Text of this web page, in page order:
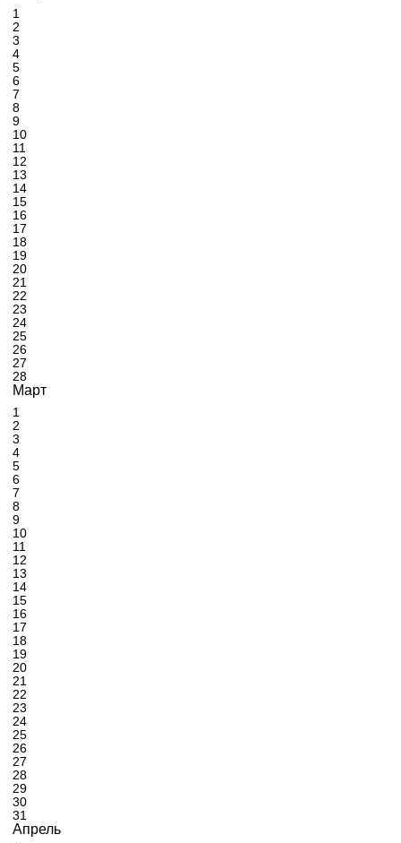
1
2
3
4
5
6
7
8
9
10
11
12
13
14
15
16
17
18
19
20
21
22
23
24
25
26
27
28
Март
1
2
3
4
5
6
7
8
9
10
11
12
13
14
15
16
17
18
19
20
21
22
23
24
25
26
27
28
29
30
31
Апрель